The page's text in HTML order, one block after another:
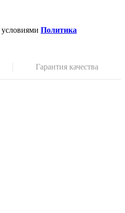
условиями Политика
Гарантия качества